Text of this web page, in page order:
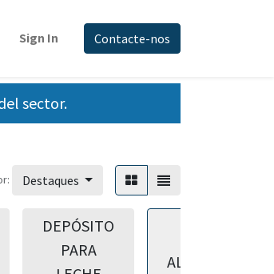
Sign In Contacte-nos
sector.
Destaques
DEPÓSITO
PARA
ALIMENTACIÓN